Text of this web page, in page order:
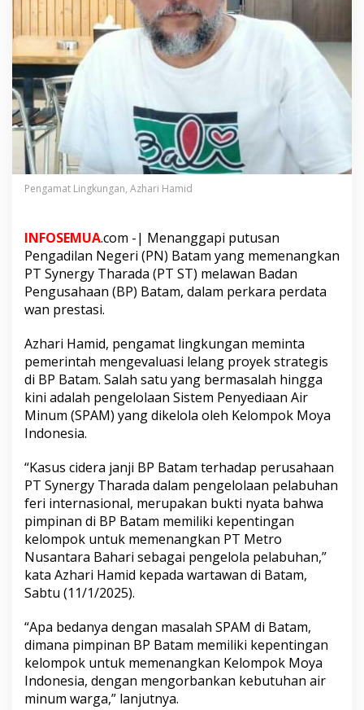
i
a
s
n
g
e
l
a
n
S
A
M
e
h
K
e
l
o
m
p
o
k
o
y
a
I
n
d
Pengamat Lingkungan, Azhari Hamid
INFOSEMUA.com -| Menanggapi putusan
Pengadilan Negeri (PN) Batam yang memenangkan
PT Synergy Tharada (PT ST) melawan Badan
Pengusahaan (BP) Batam, dalam perkara perdata
wan prestasi.
Azhari Hamid, pengamat lingkungan meminta
pemerintah mengevaluasi lelang proyek strategis
di BP Batam. Salah satu yang bermasalah hingga
kini adalah pengelolaan Sistem Penyediaan Air
Minum (SPAM) yang dikelola oleh Kelompok Moya
Indonesia.
“Kasus cidera janji BP Batam terhadap perusahaan
PT Synergy Tharada dalam pengelolaan pelabuhan
feri internasional, merupakan bukti nyata bahwa
pimpinan di BP Batam memiliki kepentingan
kelompok untuk memenangkan PT Metro
Nusantara Bahari sebagai pengelola pelabuhan,”
kata Azhari Hamid kepada wartawan di Batam,
Sabtu (11/1/2025).
“Apa bedanya dengan masalah SPAM di Batam,
dimana pimpinan BP Batam memiliki kepentingan
kelompok untuk memenangkan Kelompok Moya
Indonesia, dengan mengorbankan kebutuhan air
minum warga,” lanjutnya.